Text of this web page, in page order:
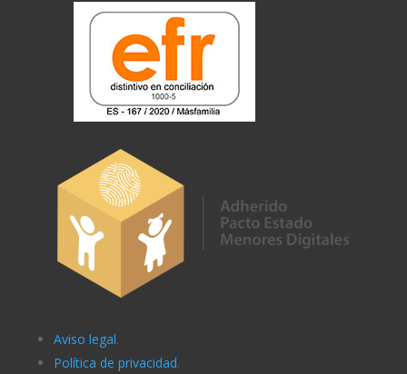
Aviso legal.
Política de privacidad.